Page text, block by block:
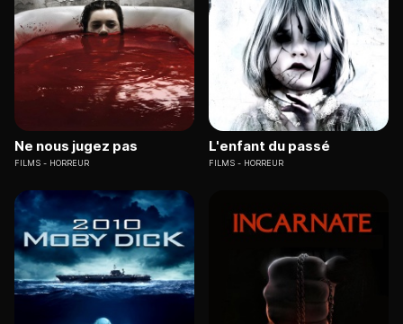
Ne nous jugez pas
FILMS HORREUR
L'enfant du passé
FILMS HORREUR